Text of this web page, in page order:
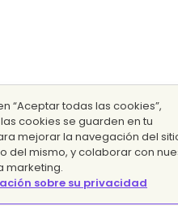
“Aceptar todas las cookies”,
cookies se guarden en tu
mejorar la navegación del
del mismo, y colaborar con
marketing.
sobre su privacidad